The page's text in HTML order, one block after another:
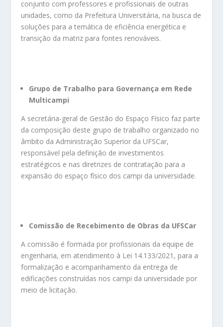
conjunto com professores e profissionais de outras
unidades, como da Prefeitura Universitária, na busca de
soluções para a temática de eficiência energética e
transição da matriz para fontes renováveis.
Grupo de Trabalho para Governança em Rede
Multicampi
A secretária-geral de Gestão do Espaço Físico faz parte
da composição deste grupo de trabalho organizado no
âmbito da Administração Superior da UFSCar,
responsável pela definição de investimentos
estratégicos e nas diretrizes de contratação para a
expansão do espaço físico dos campi da universidade.
Comissão de Recebimento de Obras da UFSCar
A comissão é formada por profissionais da equipe de
engenharia, em atendimento à Lei 14.133/2021, para a
formalização e acompanhamento da entrega de
edificações construídas nos campi da universidade por
meio de licitação.